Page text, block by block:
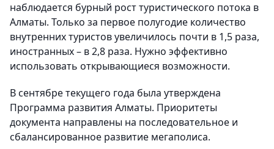
наблюдается бурный рост туристического потока в
Алматы. Только за первое полугодие количество
внутренних туристов увеличилось почти в 1,5 раза,
иностранных – в 2,8 раза. Нужно эффективно
использовать открывающиеся возможности.
В сентябре текущего года была утверждена
Программа развития Алматы. Приоритеты
документа направлены на последовательное и
сбалансированное развитие мегаполиса.